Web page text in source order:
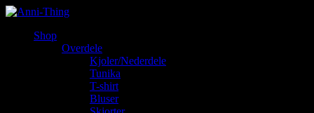
Shop
Overdele
Kjoler/Nederdele
Tunika
T-shirt
Bluser